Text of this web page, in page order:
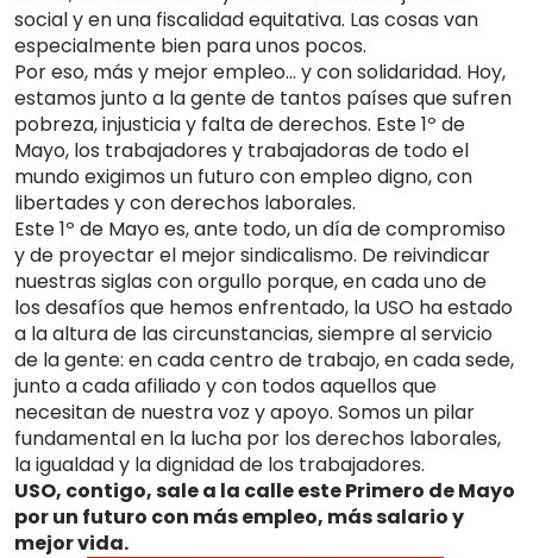
social y en una fiscalidad equitativa. Las cosas van
especialmente bien para unos pocos.
Por eso, más y mejor empleo… y con solidaridad. Hoy,
estamos junto a la gente de tantos países que sufren
pobreza, injusticia y falta de derechos. Este 1º de
Mayo, los trabajadores y trabajadoras de todo el
mundo exigimos un futuro con empleo digno, con
libertades y con derechos laborales.
Este 1º de Mayo es, ante todo, un día de compromiso
y de proyectar el mejor sindicalismo. De reivindicar
nuestras siglas con orgullo porque, en cada uno de
los desafíos que hemos enfrentado, la USO ha estado
a la altura de las circunstancias, siempre al servicio
de la gente: en cada centro de trabajo, en cada sede,
junto a cada afiliado y con todos aquellos que
necesitan de nuestra voz y apoyo. Somos un pilar
fundamental en la lucha por los derechos laborales,
la igualdad y la dignidad de los trabajadores.
USO, contigo, sale a la calle este Primero de Mayo
por un futuro con más empleo, más salario y
mejor vida.